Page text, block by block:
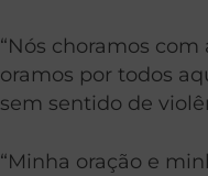
“Nós choramos
oramos por todos
sem sentido de
“Minha oração e